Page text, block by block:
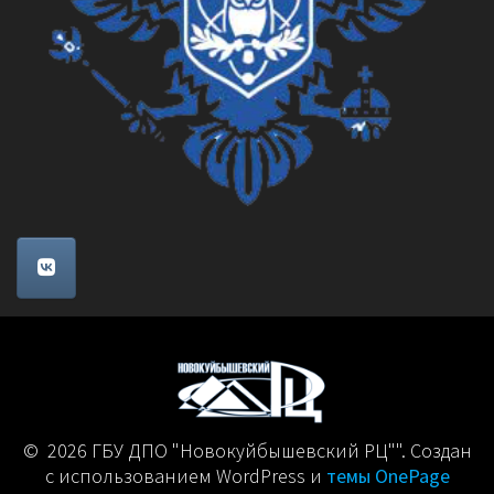
© 2026 ГБУ ДПО "Новокуйбышевский РЦ"". Создан
с использованием WordPress и темы OnePage